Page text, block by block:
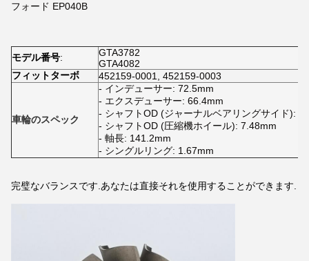
フォード EP040B
モデル番号:
GTA3782
GTA4082
フィットターボ
452159-0001, 452159-0003
車輪のスペック
- インデューサー: 72.5mm
- エクスデューサー: 66.4mm
- シャフトOD (ジャーナルベアリングサイド):
- シャフトOD (圧縮機ホイール): 7.48mm
- 軸長: 141.2mm
- シングルリング: 1.67mm
完璧なバランスです.あなたは直接それを使用することができます.